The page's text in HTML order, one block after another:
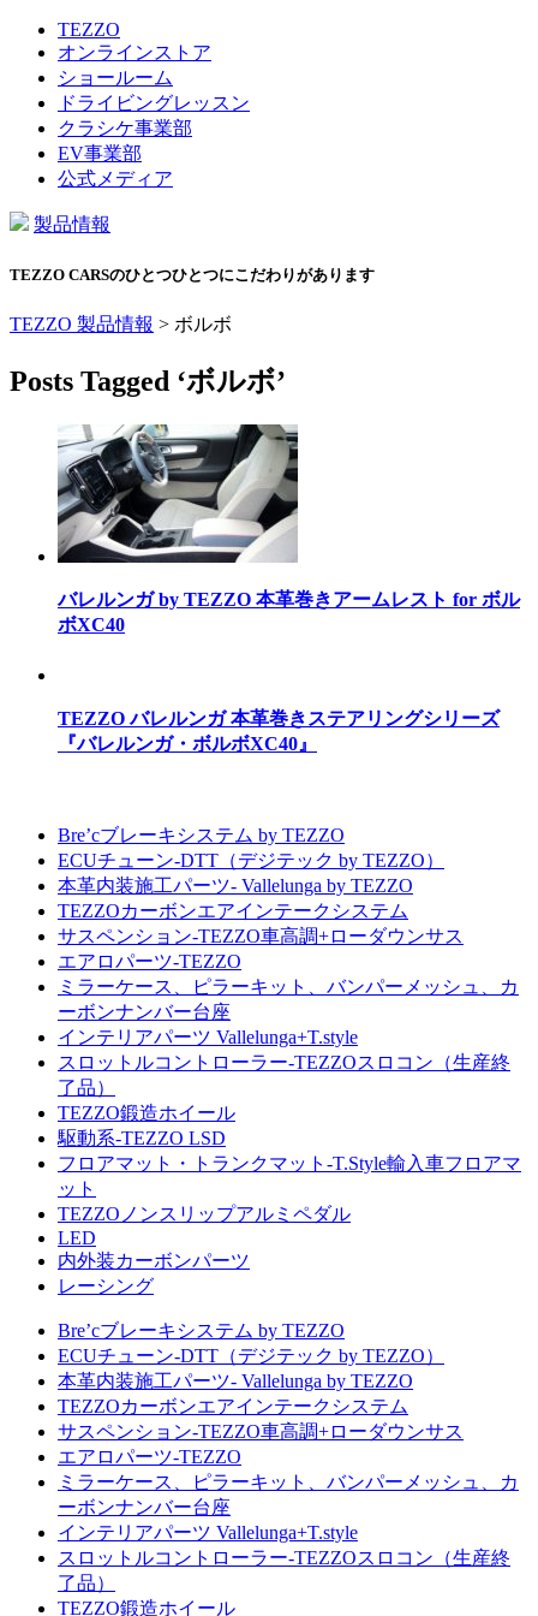
TEZZO
オンラインストア
ショールーム
ドライビングレッスン
クラシケ事業部
EV事業部
公式メディア
製品情報
TEZZO CARSのひとつひとつにこだわりがあります
TEZZO 製品情報 > ボルボ
Posts Tagged ‘ボルボ’
バレルンガ by TEZZO 本革巻きアームレスト for ボル
ボXC40
TEZZO バレルンガ 本革巻きステアリングシリーズ
『バレルンガ・ボルボXC40』
Bre’cブレーキシステム by TEZZO
ECUチューン-DTT（デジテック by TEZZO）
本革内装施工パーツ- Vallelunga by TEZZO
TEZZOカーボンエアインテークシステム
サスペンション-TEZZO車高調+ローダウンサス
エアロパーツ-TEZZO
ミラーケース、ピラーキット、バンパーメッシュ、カ
ーボンナンバー台座
インテリアパーツ Vallelunga+T.style
スロットルコントローラー-TEZZOスロコン（生産終
了品）
TEZZO鍛造ホイール
駆動系-TEZZO LSD
フロアマット・トランクマット-T.Style輸入車フロアマ
ット
TEZZOノンスリップアルミペダル
LED
内外装カーボンパーツ
レーシング
Bre’cブレーキシステム by TEZZO
ECUチューン-DTT（デジテック by TEZZO）
本革内装施工パーツ- Vallelunga by TEZZO
TEZZOカーボンエアインテークシステム
サスペンション-TEZZO車高調+ローダウンサス
エアロパーツ-TEZZO
ミラーケース、ピラーキット、バンパーメッシュ、カ
ーボンナンバー台座
インテリアパーツ Vallelunga+T.style
スロットルコントローラー-TEZZOスロコン（生産終
了品）
TEZZO鍛造ホイール